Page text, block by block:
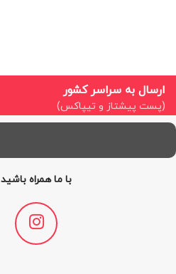
ارسال به سراسر کشور
(پست پیشتاز و تیپاکس)
با ما همراه باشید